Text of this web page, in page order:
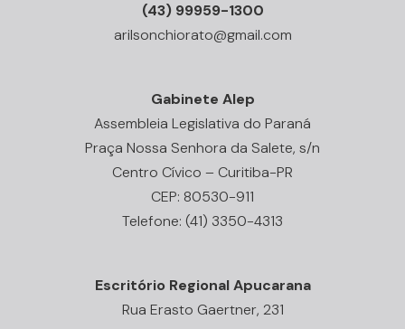
(43) 99959-1300
arilsonchiorato@gmail.com
Gabinete Alep
Assembleia Legislativa do Paraná
Praça Nossa Senhora da Salete, s/n
Centro Cívico – Curitiba-PR
CEP: 80530-911
Telefone: (41) 3350-4313
Escritório Regional Apucarana
Rua Erasto Gaertner, 231